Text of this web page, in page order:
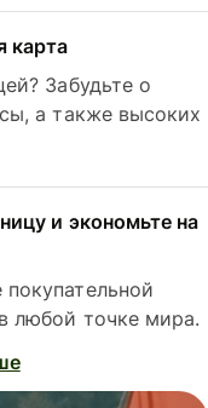
карта
Забудьте о
а также высоких
и экономьте на
любой точке мира.